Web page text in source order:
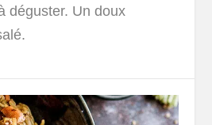
déguster. Un doux